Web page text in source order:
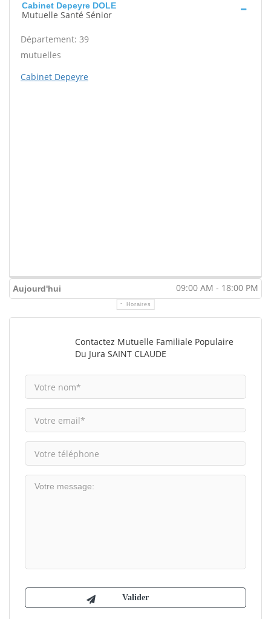
Cabinet Depeyre DOLE
Mutuelle Santé Sénior
Département: 39
mutuelles
Cabinet Depeyre
Aujourd'hui 09:00 AM - 18:00 PM
Horaires
Contactez Mutuelle Familiale Populaire
Du Jura SAINT CLAUDE